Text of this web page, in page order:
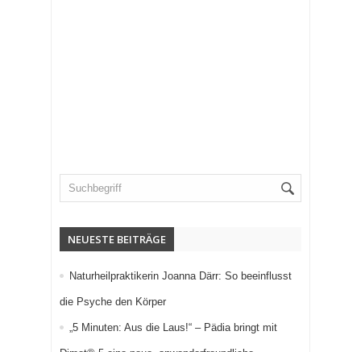
NEUESTE BEITRÄGE
Naturheilpraktikerin Joanna Därr: So beeinflusst
die Psyche den Körper
„5 Minuten: Aus die Laus!“ – Pädia bringt mit